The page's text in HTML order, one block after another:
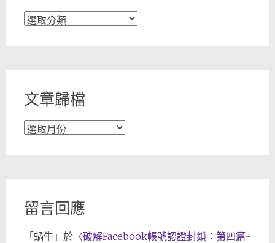
文
文章歸檔
文
留言回應
「 蝸牛」於〈破解Facebook帳號認證封鎖：第四篇-